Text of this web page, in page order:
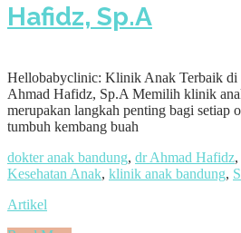
Hafidz, Sp.A
Hellobabyclinic: Klinik Anak Terbaik di
Ahmad Hafidz, Sp.A Memilih klinik
merupakan langkah penting bagi setiap
tumbuh kembang buah
dokter anak bandung, dr Ahmad Hafidz,
Kesehatan Anak, klinik anak bandung,
Artikel